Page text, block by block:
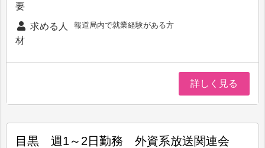
要
求める人
材
報道局内で就業経験がある方
詳しく見る
目黒 週1～2日勤務 外資系放送関連会